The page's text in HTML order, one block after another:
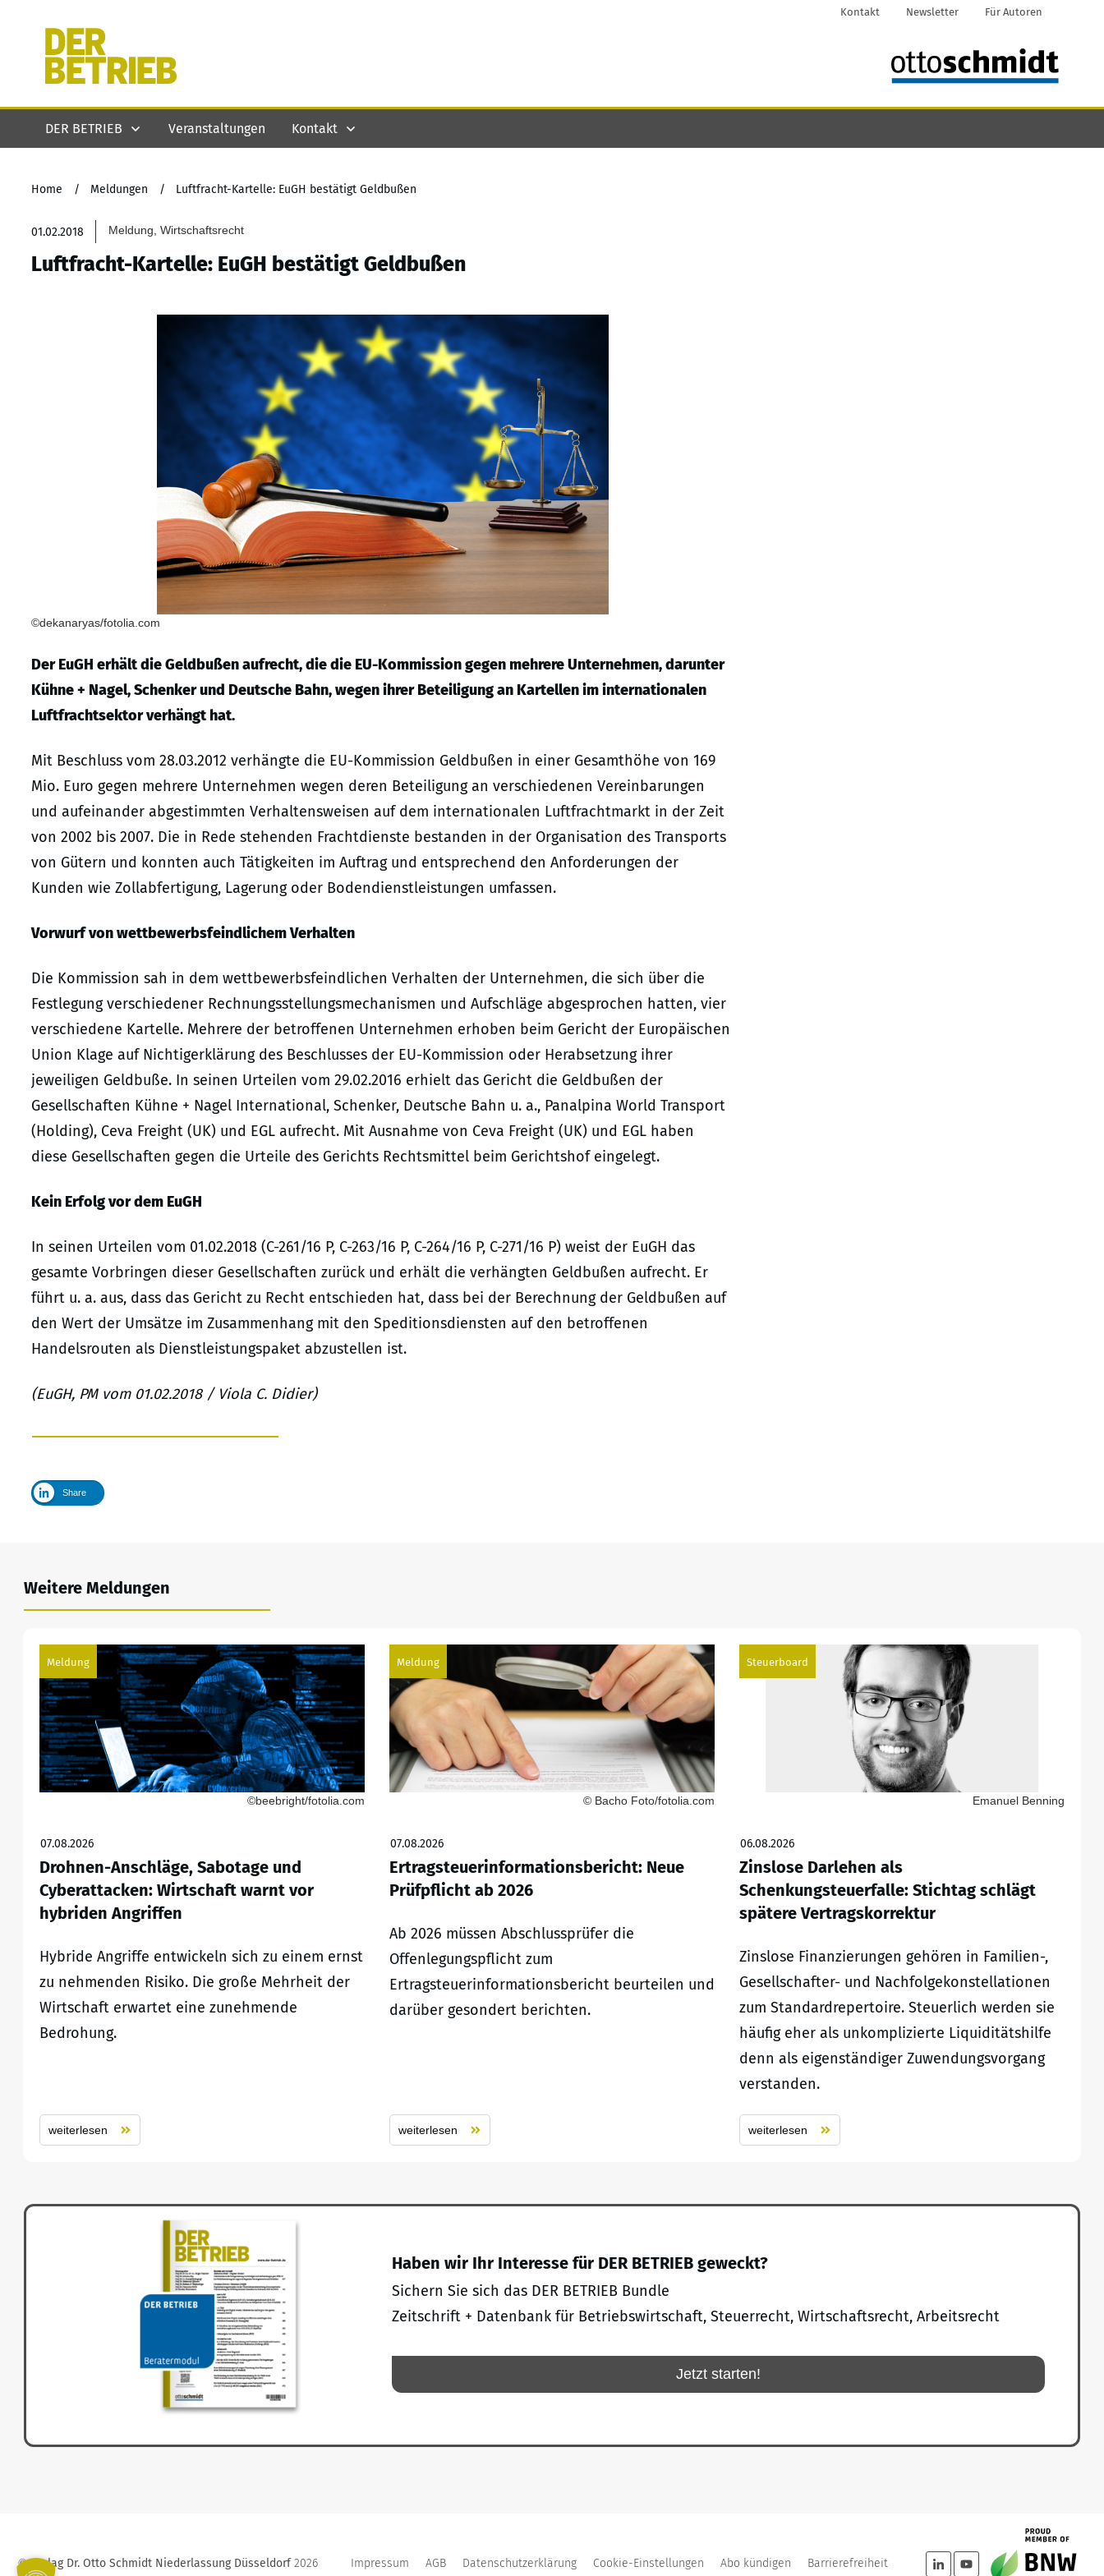
Kontakt Newsletter Für Autoren
DER BETRIEB Veranstaltungen Kontakt
Home / Meldungen / Luftfracht-Kartelle: EuGH bestätigt Geldbußen
01.02.2018 Meldung, Wirtschaftsrecht
Luftfracht-Kartelle: EuGH bestätigt Geldbußen
©dekanaryas/fotolia.com
Der EuGH erhält die Geldbußen aufrecht, die die EU-Kommission gegen mehrere Unternehmen, darunter
Kühne + Nagel, Schenker und Deutsche Bahn, wegen ihrer Beteiligung an Kartellen im internationalen
Luftfrachtsektor verhängt hat.
Mit Beschluss vom 28.03.2012 verhängte die EU-Kommission Geldbußen in einer Gesamthöhe von 169
Mio. Euro gegen mehrere Unternehmen wegen deren Beteiligung an verschiedenen Vereinbarungen
und aufeinander abgestimmten Verhaltensweisen auf dem internationalen Luftfrachtmarkt in der Zeit
von 2002 bis 2007. Die in Rede stehenden Frachtdienste bestanden in der Organisation des Transports
von Gütern und konnten auch Tätigkeiten im Auftrag und entsprechend den Anforderungen der
Kunden wie Zollabfertigung, Lagerung oder Bodendienstleistungen umfassen.
Vorwurf von wettbewerbsfeindlichem Verhalten
Die Kommission sah in dem wettbewerbsfeindlichen Verhalten der Unternehmen, die sich über die
Festlegung verschiedener Rechnungsstellungsmechanismen und Aufschläge abgesprochen hatten, vier
verschiedene Kartelle. Mehrere der betroffenen Unternehmen erhoben beim Gericht der Europäischen
Union Klage auf Nichtigerklärung des Beschlusses der EU-Kommission oder Herabsetzung ihrer
jeweiligen Geldbuße. In seinen Urteilen vom 29.02.2016 erhielt das Gericht die Geldbußen der
Gesellschaften Kühne + Nagel International, Schenker, Deutsche Bahn u. a., Panalpina World Transport
(Holding), Ceva Freight (UK) und EGL aufrecht. Mit Ausnahme von Ceva Freight (UK) und EGL haben
diese Gesellschaften gegen die Urteile des Gerichts Rechtsmittel beim Gerichtshof eingelegt.
Kein Erfolg vor dem EuGH
In seinen Urteilen vom 01.02.2018 (C-261/16 P, C-263/16 P, C-264/16 P, C-271/16 P) weist der EuGH das
gesamte Vorbringen dieser Gesellschaften zurück und erhält die verhängten Geldbußen aufrecht. Er
führt u. a. aus, dass das Gericht zu Recht entschieden hat, dass bei der Berechnung der Geldbußen auf
den Wert der Umsätze im Zusammenhang mit den Speditionsdiensten auf den betroffenen
Handelsrouten als Dienstleistungspaket abzustellen ist.
(EuGH, PM vom 01.02.2018 / Viola C. Didier)
Share
Weitere Meldungen
Meldung
©beebright/fotolia.com
07.08.2026
Drohnen-Anschläge, Sabotage und
Cyberattacken: Wirtschaft warnt vor
hybriden Angriffen
Hybride Angriffe entwickeln sich zu einem ernst
zu nehmenden Risiko. Die große Mehrheit der
Wirtschaft erwartet eine zunehmende
Bedrohung.
weiterlesen
Meldung
© Bacho Foto/fotolia.com
07.08.2026
Ertragsteuerinformationsbericht: Neue
Prüfpflicht ab 2026
Ab 2026 müssen Abschlussprüfer die
Offenlegungspflicht zum
Ertragsteuerinformationsbericht beurteilen und
darüber gesondert berichten.
weiterlesen
Steuerboard
Emanuel Benning
06.08.2026
Zinslose Darlehen als
Schenkungsteuerfalle: Stichtag schlägt
spätere Vertragskorrektur
Zinslose Finanzierungen gehören in Familien-,
Gesellschafter- und Nachfolgekonstellationen
zum Standardrepertoire. Steuerlich werden sie
häufig eher als unkomplizierte Liquiditätshilfe
denn als eigenständiger Zuwendungsvorgang
verstanden.
weiterlesen
Haben wir Ihr Interesse für DER BETRIEB geweckt?
Sichern Sie sich das DER BETRIEB Bundle
Zeitschrift + Datenbank für Betriebswirtschaft, Steuerrecht, Wirtschaftsrecht, Arbeitsrecht
Jetzt starten!
©Verlag Dr. Otto Schmidt Niederlassung Düsseldorf 2026 Impressum AGB Datenschutzerklärung Cookie-Einstellungen Abo kündigen Barrierefreiheit